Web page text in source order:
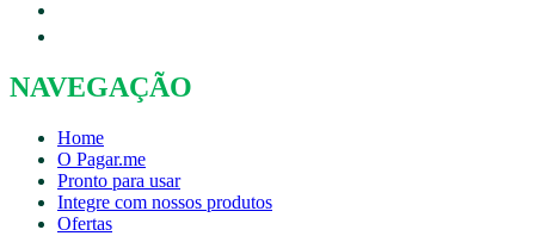
NAVEGAÇÃO
Home
O Pagar.me
Pronto para usar
Integre com nossos produtos
Ofertas